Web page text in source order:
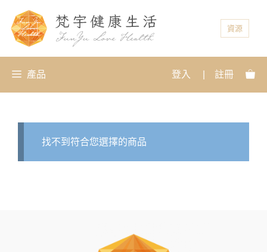
資源
產品 登入 註冊
找不到符合您選擇的商品